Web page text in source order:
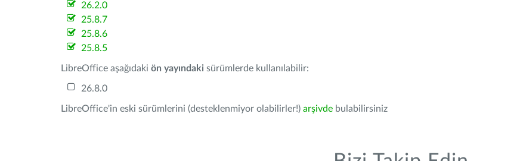
26.2.0
25.8.7
25.8.6
25.8.5
LibreOffice aşağıdaki ön yayındaki sürümlerde kullanılabilir:
26.8.0
LibreOffice'in eski sürümlerini (desteklenmiyor olabilirler!) arşivde bulabilirsiniz